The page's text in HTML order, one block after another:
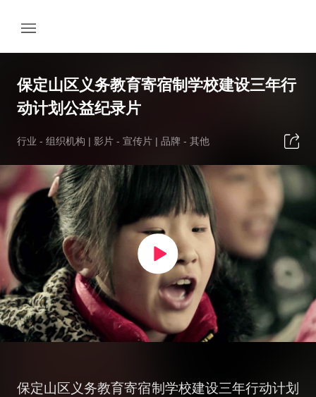
保定山区义务教育寄宿制学校建设三年行
动计划公益纪录片
行业 - 组织机构 | 影片 - 宣传片 | 品牌 - 其他
保定山区义务教育寄宿制学校建设三年行动计划